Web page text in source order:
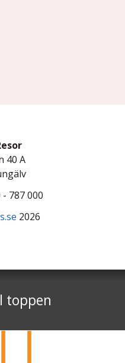
40 A
- 787 000
2026
toppen